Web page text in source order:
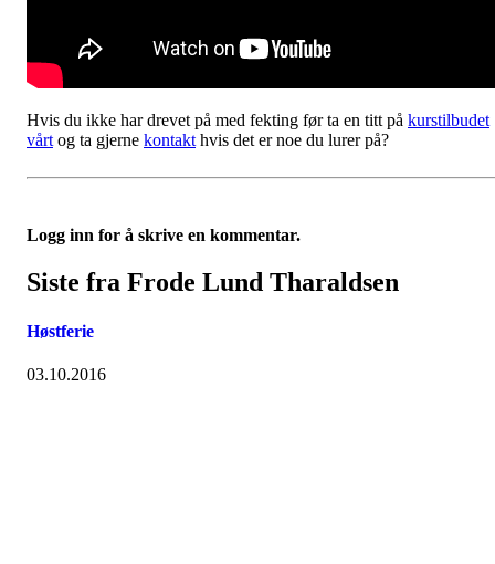
Hvis du ikke har drevet på med fekting før ta en titt på kurstilbudet
vårtog ta gjerne kontakthvis det er noe du lurer på?
Logg inn for å skrive en kommentar.
Siste fra Frode Lund Tharaldsen
Høstferie
03.10.2016